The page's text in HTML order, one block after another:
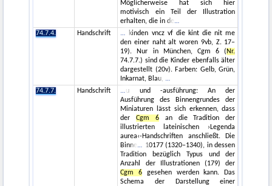
Möglicherweise hat sich hier
motivisch ein Teil der Illustration
erhalten, die in de
74.7.4.
Handschrift
kinden vncz vf die kint die nit me
den einer naht alt woren 9vb, Z. 17–
19). Nur in München, Cgm 6 (Nr.
74.7.7.) sind die Kinder ebenfalls älter
dargestellt (20v). Farben: Gelb, Grün,
Inkarnat, Blau,
74.7.7.
Handschrift
u und -ausführung: An der
Ausführung des Binnengrundes der
Miniaturen lässt sich erkennen, dass
derCgm 6an die Tradition der
illustrierten lateinischen ›Legenda
aurea‹-Handschriften anschließt. Die
Binne
10177 (1320–1340), in dessen
Tradition bezüglich Typus und der
Anzahl der Illustrationen (179) der
Cgm 6 gesehen werden kann. Das
Schema der Darstellung einer